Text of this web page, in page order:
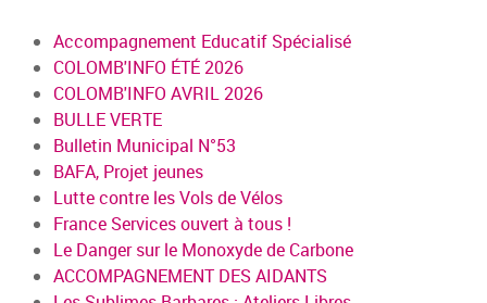
Accompagnement Educatif Spécialisé
COLOMB'INFO ÉTÉ 2026
COLOMB'INFO AVRIL 2026
BULLE VERTE
Bulletin Municipal N°53
BAFA, Projet jeunes
Lutte contre les Vols de Vélos
France Services ouvert à tous !
Le Danger sur le Monoxyde de Carbone
ACCOMPAGNEMENT DES AIDANTS